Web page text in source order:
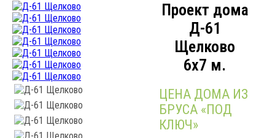
Проект дома
Д-61
Щелково
6x7 м.
ЦЕНА ДОМА ИЗ
БРУСА «ПОД
КЛЮЧ»